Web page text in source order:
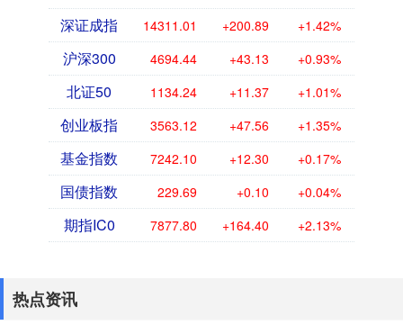
深证成指 14311.01 +200.89 +1.42%
沪深300 4694.44 +43.13 +0.93%
北证50 1134.24 +11.37 +1.01%
创业板指 3563.12 +47.56 +1.35%
基金指数 7242.10 +12.30 +0.17%
国债指数 229.69 +0.10 +0.04%
期指IC0 7877.80 +164.40 +2.13%
热点资讯